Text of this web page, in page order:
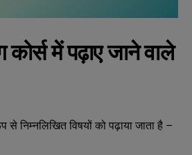
कोर्स में पढ़ाए जाने वाले
से निम्नलिखित विषयों को पढ़ाया जाता है –